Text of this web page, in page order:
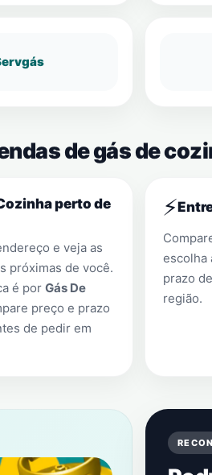
de gás de
perto de
e veja as
próximas de você.
é por Gás De
preço e prazo
de pedir em
⚡
escolha
prazo
região.